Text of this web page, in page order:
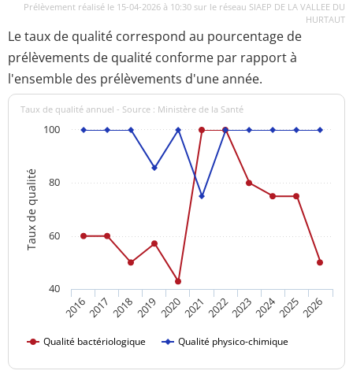
Prélèvement réalisé le 15-04-2026 à 10:30 sur le réseau SIAEP DE LA VALLEE DU
HURTAUT
Le taux de qualité correspond au pourcentage de
prélèvements de qualité conforme par rapport à
l'ensemble des prélèvements d'une année.
Taux de qualité
Taux de qualité annuel - Source : Ministère de la Santé
Qualité bactériologique Qualité physico-chimique
20162017 201820192020202120222023202420252026
40
60
80
100